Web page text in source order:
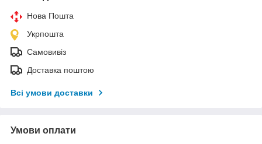
Нова Пошта
Укрпошта
Самовивіз
Доставка поштою
Всі умови доставки
Умови оплати